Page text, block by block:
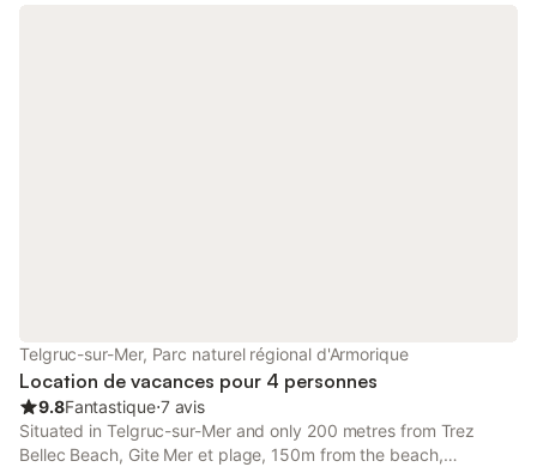
Telgruc-sur-Mer, Parc naturel régional d'Armorique
Location de vacances pour 4 personnes
9.8Fantastique⋅7 avis
Situated in Telgruc-sur-Mer and only 200 metres from Trez
Bellec Beach, Gite Mer et plage, 150m from the beach,